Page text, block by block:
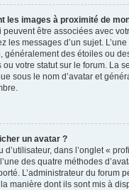
les images à proximité de
peuvent être associées avec
les messages d’un sujet.
généralement des étoiles ou
votre statut sur le forum. La
sous le nom d’avatar et
un avatar ?
d’utilisateur, dans l’onglet «
des quatre méthodes
L’administrateur du forum
manière dont ils sont mis à